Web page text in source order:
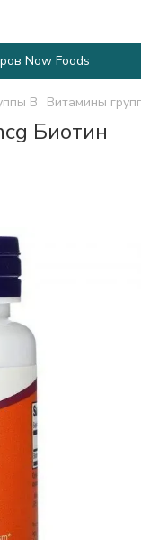
Now Foods
B Витамины
Биотин